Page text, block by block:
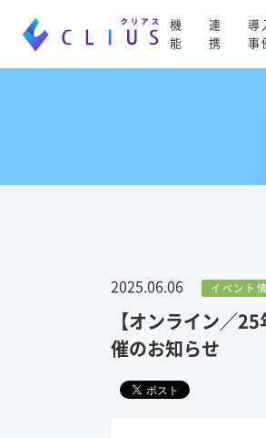
機
能
連
携
導
事
2025.06.06 イベント
【オンライン／
催のお知らせ